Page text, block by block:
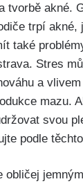
tvorbě akné.
trpí akné,⁢
také
Stres
a
mazu.
svou
podle
obličej